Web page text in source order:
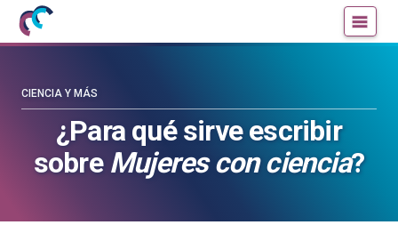
Mujeres
con
Cultura
Científica
la
blog
Cultura
Científica
la
¿Para qué sirve escribir
sobre Mujeres con ciencia?
CIENCIA Y MÁS